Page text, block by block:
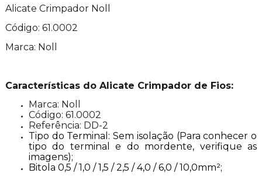
Alicate Crimpador Noll
Código: 61.0002
Marca: Noll
Características do Alicate Crimpador de Fios:
Marca: Noll
Código: 61.0002
Referência: DD-2
Tipo do Terminal: Sem isolação (Para conhecer o
tipo do terminal e do mordente, verifique as
imagens);
Bitola 0,5 / 1,0 / 1,5 / 2,5 / 4,0 / 6,0 / 10,0mm²;